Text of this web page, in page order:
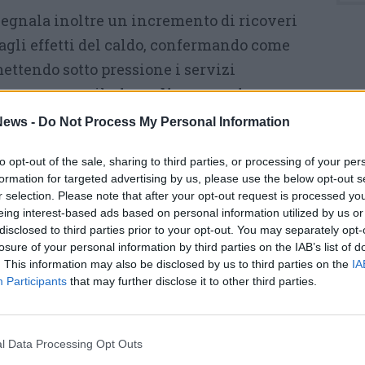
- Do Not Process My Personal Information
opt-out of the sale, sharing to third parties, or processing of your
for targeted advertising by us, please use the below opt-out
selection. Please note that after your opt-out request is processed
interest-based ads based on personal information utilized by us
to third parties prior to your opt-out. You may separately
of your personal information by third parties on the IAB’s list of
This information may also be disclosed by us to third parties on the
Participants that may further disclose it to other third parties.
Data Processing Opt Outs
inoltre un incremento di ricoveri
effetti del caldo, confermando come
sotto pressione i servizi
prosegue ilpiano di prevenzione e
per informare e supportare le
e al domicilio. L’iniziativa viene
con i Comuni e coinvolge i servizi
gli infermieri di famiglia e di comunità
con l’obiettivo di intercettare
di rischio e limitare il ricorso